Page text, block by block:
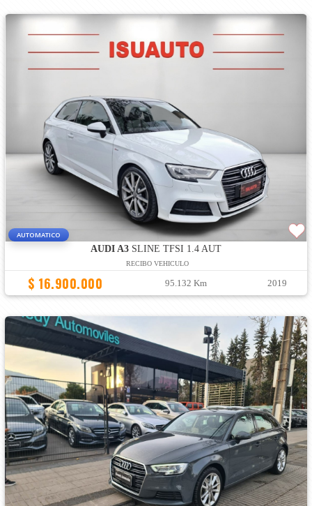
AUTOMATICO
AUDI A3SLINE TFSI 1.4 AUT
RECIBO VEHICULO
$ 16.900.000 95.132 Km 2019